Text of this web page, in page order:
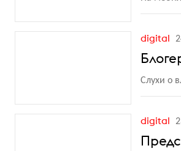
digital
Слухи о
digital